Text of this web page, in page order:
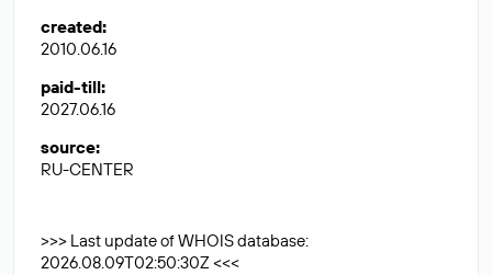
created:
2010.06.16
paid-till:
2027.06.16
source:
RU-CENTER
>>> Last update of WHOIS database:
2026.08.09T02:50:30Z <<<